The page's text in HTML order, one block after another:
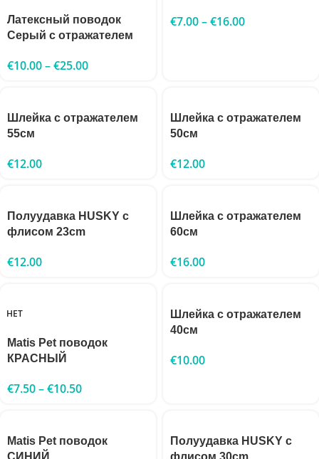
Латексный поводок
Серый с отражателем
€10.00–€25.00
€7.00–€16.00
Шлейка с отражателем
55см
€12.00
Шлейка с отражателем
50см
€12.00
Полуудавка HUSKY с
флисом 23cm
€12.00
Шлейка с отражателем
60см
€16.00
НЕТ
Matis Pet поводок
КРАСНЫЙ
€7.50–€10.50
Шлейка с отражателем
40см
€10.00
Matis Pet поводок
СИНИЙ
Полуудавка HUSKY с
флисом 30cm